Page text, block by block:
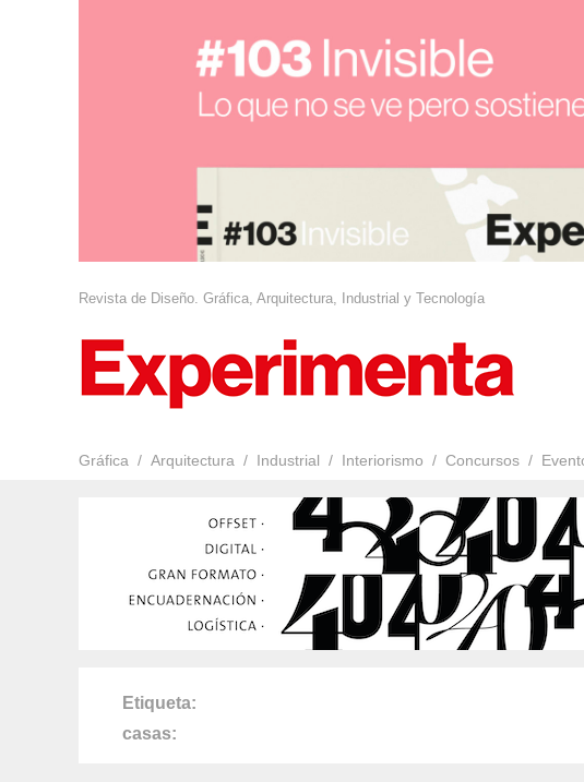
Revista de Diseño. Gráfica, Arquitectura, Industrial y Tecnología
Gráfica Arquitectura Industrial Interiorismo Concursos
Etiqueta
casas